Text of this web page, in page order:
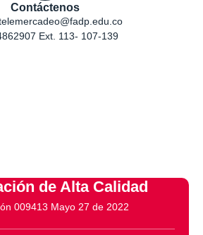
Contáctenos
Ext. 113- 107-139
de Alta Calidad
009413 Mayo 27 de 2022